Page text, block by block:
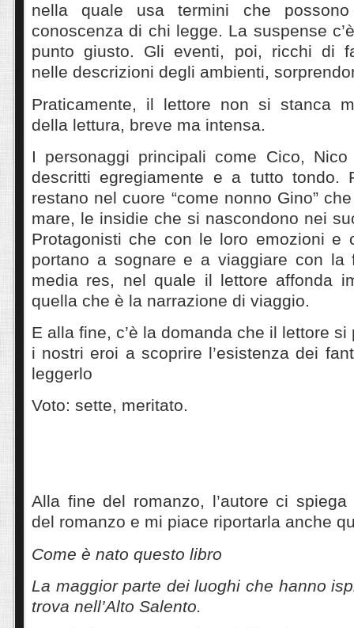
nella quale usa termini che possono
conoscenza di chi legge. La suspense
punto giusto. Gli eventi, poi, ricchi di
nelle descrizioni degli ambienti,
Praticamente, il lettore non si stanca
della lettura, breve ma intensa.
I personaggi principali come Cico,
descritti egregiamente e a tutto tondo.
restano nel cuore “come nonno Gino”
mare, le insidie che si nascondono nei
Protagonisti che con le loro emozioni e
portano a sognare e a viaggiare con la
media res, nel quale il lettore affonda
quella che è la narrazione di viaggio.
E alla fine, c’è la domanda che il lettore
i nostri eroi a scoprire l’esistenza dei
leggerlo
Voto: sette, meritato.
Alla fine del romanzo, l’autore ci spiega
del romanzo e mi piace riportarla anche
Come è nato questo libro
La maggior parte dei luoghi che hanno
trova nell’Alto Salento.